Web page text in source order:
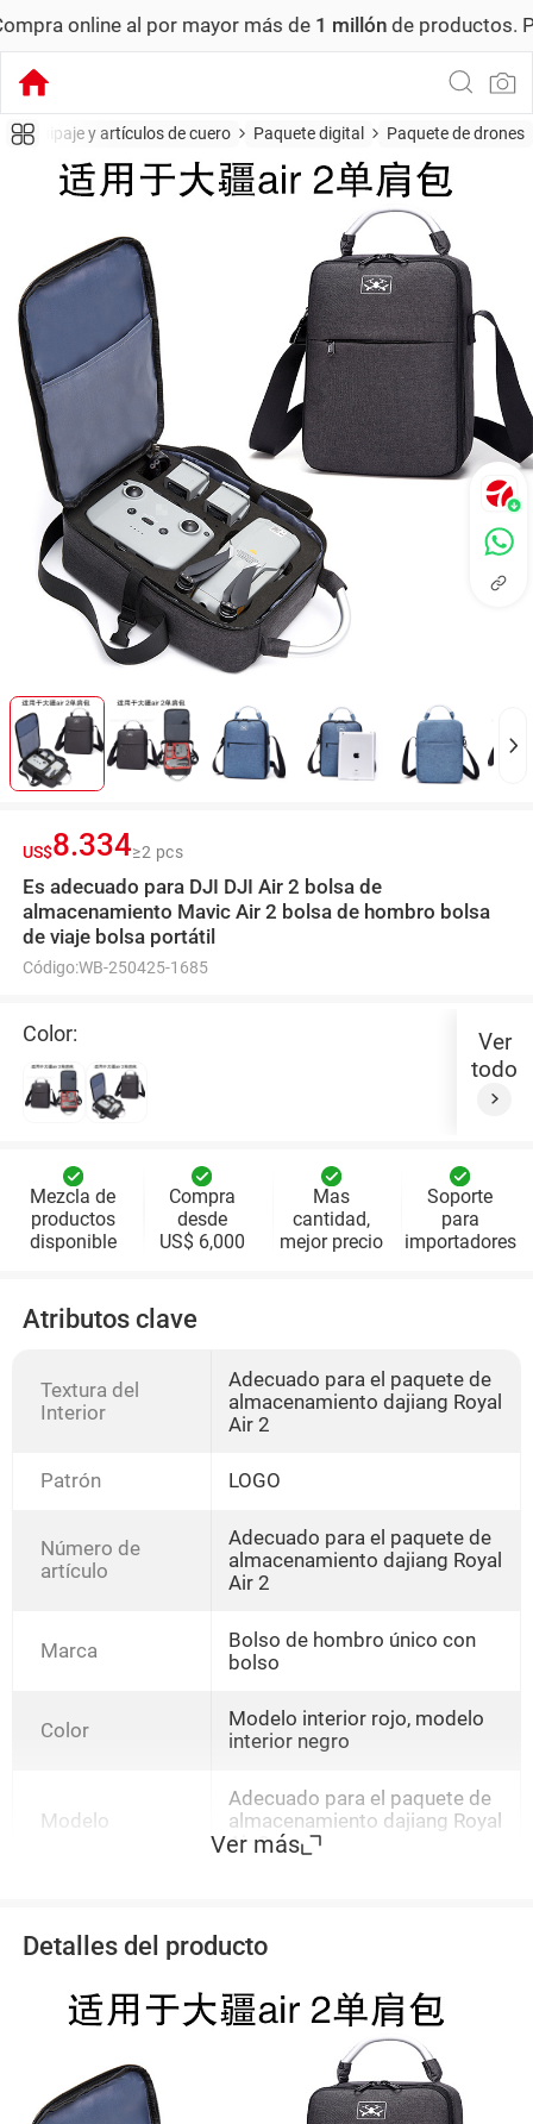
online al por mayor más de1 millónde productos.
Equipaje y artículos de cuero Paquete digital Paquete de drones
US$8.334≥2 pcs
Es adecuado para DJI DJI Air 2 bolsa de
almacenamiento Mavic Air 2 bolsa de hombro bolsa
de viaje bolsa portátil
Código:WB-250425-1685
Color:
Ver
todo
Mezcla de
productos
disponible
Compra
desde
US$ 6,000
Mas
cantidad,
mejor precio
Soporte
para
importadores
Atributos clave
Textura del
Interior
Adecuado para el paquete de
almacenamiento dajiang Royal
Air 2
Patrón LOGO
Número de
artículo
Adecuado para el paquete de
almacenamiento dajiang Royal
Air 2
Marca
Bolso de hombro único con
bolso
Color
Modelo interior rojo, modelo
interior negro
Modelo
Adecuado para el paquete de
almacenamiento dajiang Royal
Air 2
Ver más
Detalles del producto